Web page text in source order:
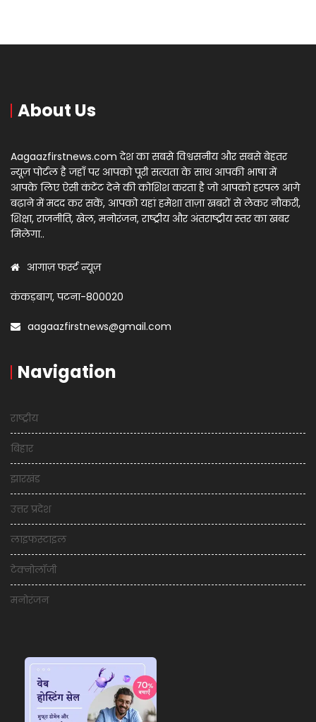
About Us
Aagaazfirstnews.com देश का सबसे विश्वसनीय और सबसे बेहतर
न्यूज़ पोर्टल है जहाँ पर आपको पूरी सत्यता के साथ आपकी भाषा में
आपके लिए ऐसी कंटेंट देने की कोशिश करता है जो आपको हरपल आगे
बढ़ाने में मदद कर सकें, आपको यहां हमेशा ताज़ा खबरों से लेकर नौकरी,
शिक्षा, राजनीति, खेल, मनोरंजन, राष्ट्रीय और अंतराष्ट्रीय स्तर का खबर
मिलेगा..
आगाज़ फर्स्ट न्यूज़
कंकड़बाग, पटना-800020
aagaazfirstnews@gmail.com
Navigation
राष्ट्रीय
बिहार
झारखंड
उत्तर प्रदेश
लाइफस्टाइल
टेक्नोलॉजी
मनोरंजन